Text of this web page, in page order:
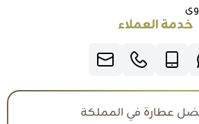
خدمة العملاء
عطارة في المملكة